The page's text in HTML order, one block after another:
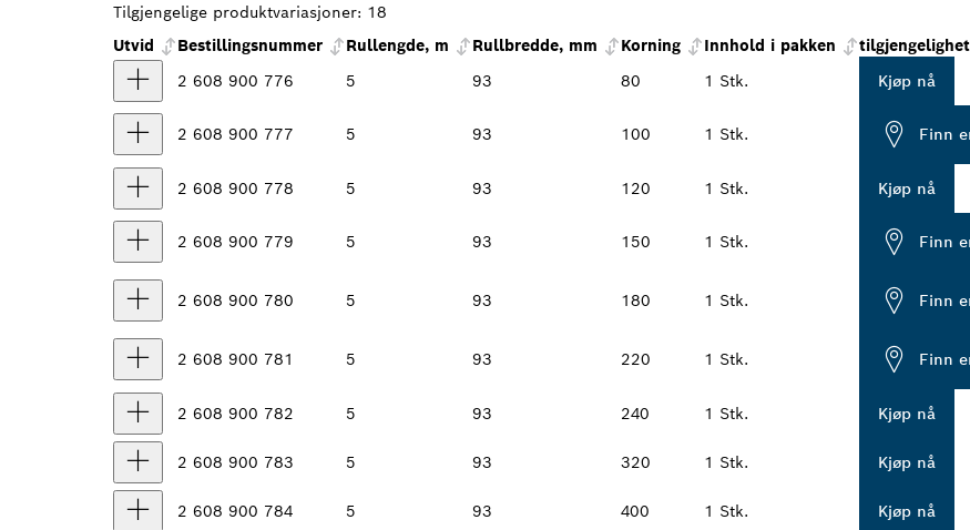
Tilgjengelige produktvariasjoner: 18
Utvid
Bestillingsnummer Rullengde, m Rullbredde, mm Korning Innhold i pakken
tilgjengelighet
2 608 900 776
5 93 80 1 Stk. Kjøp nå
2 608 900 777 5 93 100 1 Stk. Finn
2 608 900 778 5 93 120 1 Stk. Kjøp nå
2 608 900 779 5 93 150 1 Stk. Finn
2 608 900 780 5 93 180 1 Stk. Finn
2 608 900 781 5 93 220 1 Stk. Finn
2 608 900 782 5 93 240 1 Stk. Kjøp nå
2 608 900 783 5 93 320 1 Stk. Kjøp nå
2 608 900 784 5 93 400 1 Stk. Kjøp nå